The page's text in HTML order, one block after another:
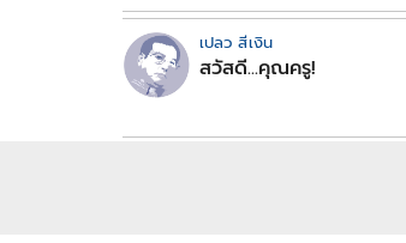
เปลว สีเงิน
สวัสดี...คุณครู!